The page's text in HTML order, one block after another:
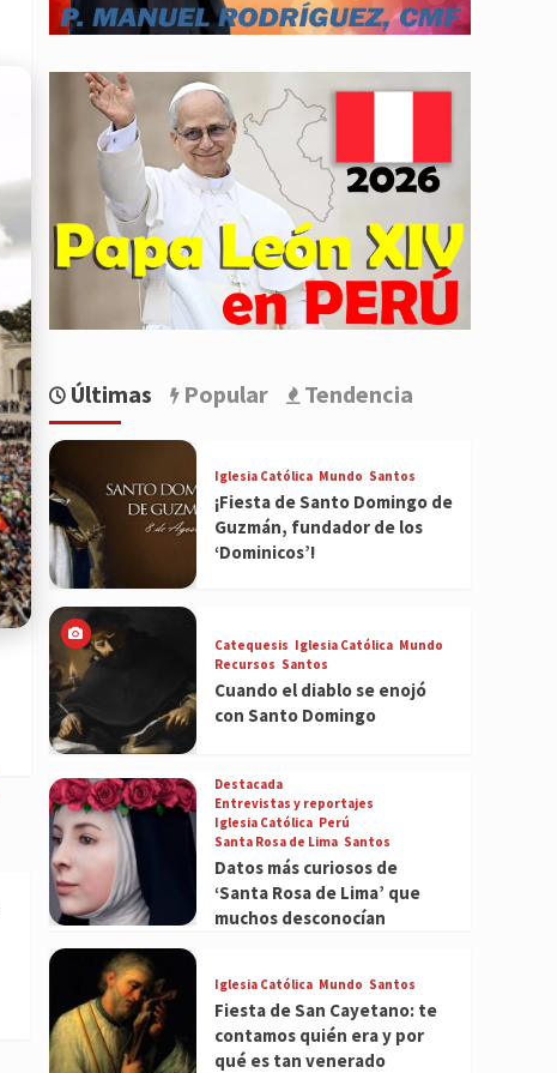
Últimas Popular Tendencia
Iglesia Católica Mundo Santos
¡Fiesta de Santo Domingo de
Guzmán, fundador de los
‘Dominicos’!
Catequesis Iglesia Católica Mundo
Recursos Santos
Cuando el diablo se enojó
con Santo Domingo
Destacada
Entrevistas y reportajes
Iglesia Católica Perú
Santa Rosa de Lima Santos
Datos más curiosos de
‘Santa Rosa de Lima’ que
muchos desconocían
Iglesia Católica Mundo Santos
Fiesta de San Cayetano: te
contamos quién era y por
qué es tan venerado